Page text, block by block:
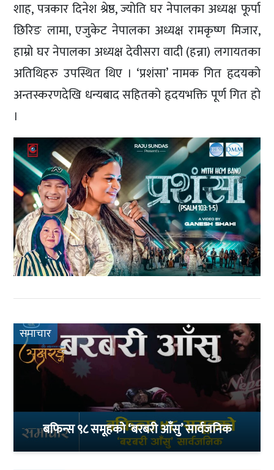
शाह, पत्रकार दिनेश श्रेष्ठ, ज्योति घर नेपालका अध्यक्ष फूर्पा
छिरिङ लामा, एजुकेट नेपालका अध्यक्ष रामकृष्ण मिजार,
हाम्रो घर नेपालका अध्यक्ष देवीसरा वादी (हन्ना) लगायतका
अतिथिहरु उपस्थित थिए । ‘प्रशंसा’ नामक गित हृदयको
अन्तस्करणदेखि धन्यबाद सहितको हृदयभक्ति पूर्ण गित हो
।
समाचार
बफिन्स ९८ समूहको ‘बरबरी आँसु’ सार्वजनिक